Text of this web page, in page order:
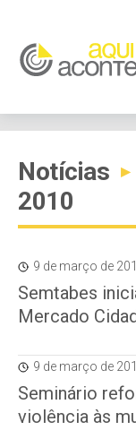
Notícias ▸
2010
9 de março de
Semtabes
Mercado
9 de março de
Seminário
violência às